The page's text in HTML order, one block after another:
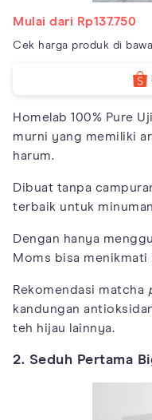
Mulai dari Rp137.750
Cek harga produk di
Homelab 100% Pure
murni yang memiliki
harum.
Dibuat tanpa
terbaik untuk
Dengan hanya
Moms bisa menikmati
Rekomendasi matcha
kandungan
teh hijau lainnya.
2. Seduh Pertama